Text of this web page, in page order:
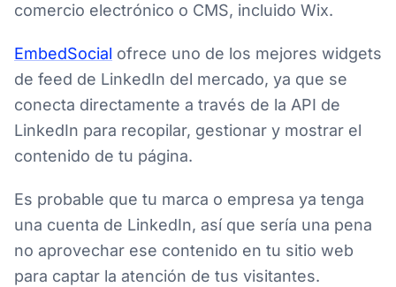
comercio electrónico o CMS, incluido Wix.
EmbedSocial ofrece uno de los mejores widgets
de feed de LinkedIn del mercado, ya que se
conecta directamente a través de la API de
LinkedIn para recopilar, gestionar y mostrar el
contenido de tu página.
Es probable que tu marca o empresa ya tenga
una cuenta de LinkedIn, así que sería una pena
no aprovechar ese contenido en tu sitio web
para captar la atención de tus visitantes.